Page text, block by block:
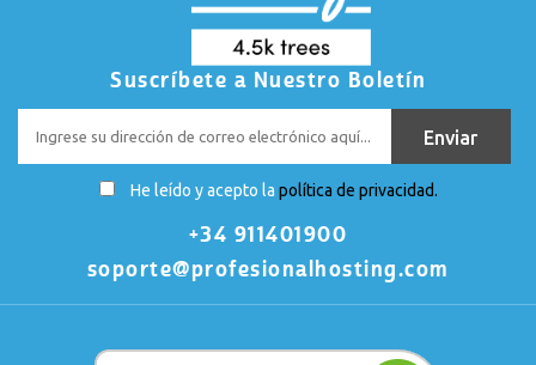
Suscríbete a Nuestro Boletín
He leído y acepto la política de privacidad.
+34 911401900
soporte@profesionalhosting.com